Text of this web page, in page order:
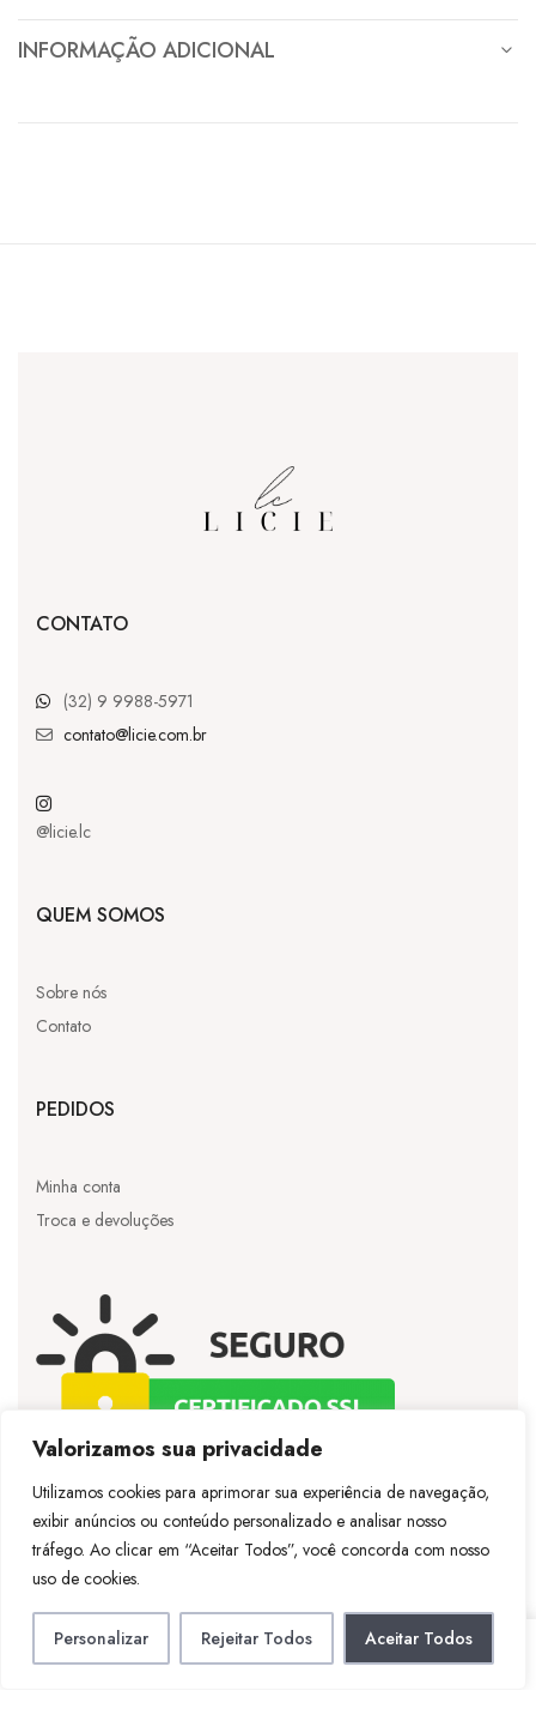
Valorizamos sua privacidade
Utilizamos cookies para aprimorar sua experiência de navegação,
exibir anúncios ou conteúdo personalizado e analisar nosso
tráfego. Ao clicar em “Aceitar Todos”, você concorda com nosso
uso de cookies.
Personalizar Rejeitar Todos Aceitar Todos
INFORMAÇÃO ADICIONAL
CONTATO
(32) 9 9988-5971
contato@licie.com.br
@licie.lc
QUEM SOMOS
Sobre nós
Contato
PEDIDOS
Minha conta
Troca e devoluções
©Licie– Todos os direitos reservados – Desenvolvido